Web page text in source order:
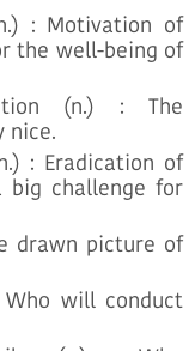
: Motivation of
the well-being of
(n.) : The
nice.
: Eradication of
challenge for
drawn picture of
will conduct